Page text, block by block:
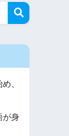
、
が身